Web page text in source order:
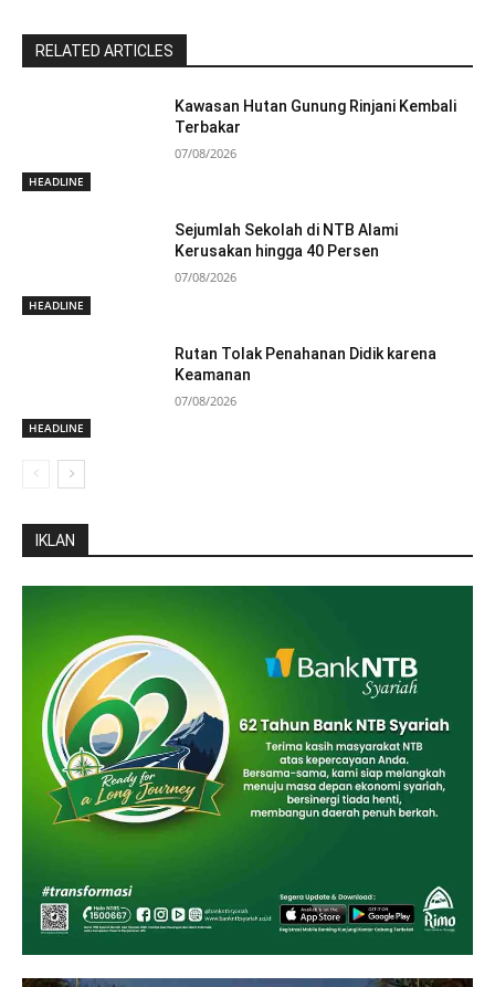
RELATED ARTICLES
HEADLINE
Kawasan Hutan Gunung Rinjani Kembali
Terbakar
07/08/2026
HEADLINE
Sejumlah Sekolah di NTB Alami
Kerusakan hingga 40 Persen
07/08/2026
HEADLINE
Rutan Tolak Penahanan Didik karena
Keamanan
07/08/2026
IKLAN